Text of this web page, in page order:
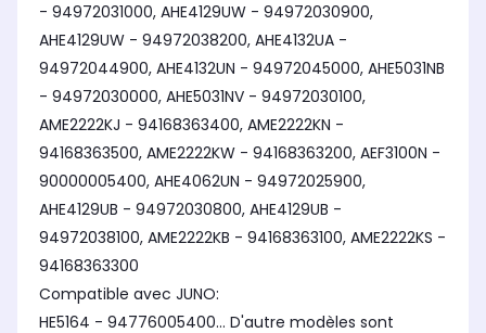
- 94972031000, AHE4129UW - 94972030900,
AHE4129UW - 94972038200, AHE4132UA -
94972044900, AHE4132UN - 94972045000, AHE5031NB
- 94972030000, AHE5031NV - 94972030100,
AME2222KJ - 94168363400, AME2222KN -
94168363500, AME2222KW - 94168363200, AEF3100N -
90000005400, AHE4062UN - 94972025900,
AHE4129UB - 94972030800, AHE4129UB -
94972038100, AME2222KB - 94168363100, AME2222KS -
94168363300
Compatible avec JUNO:
HE5164 - 94776005400... D'autre modèles sont